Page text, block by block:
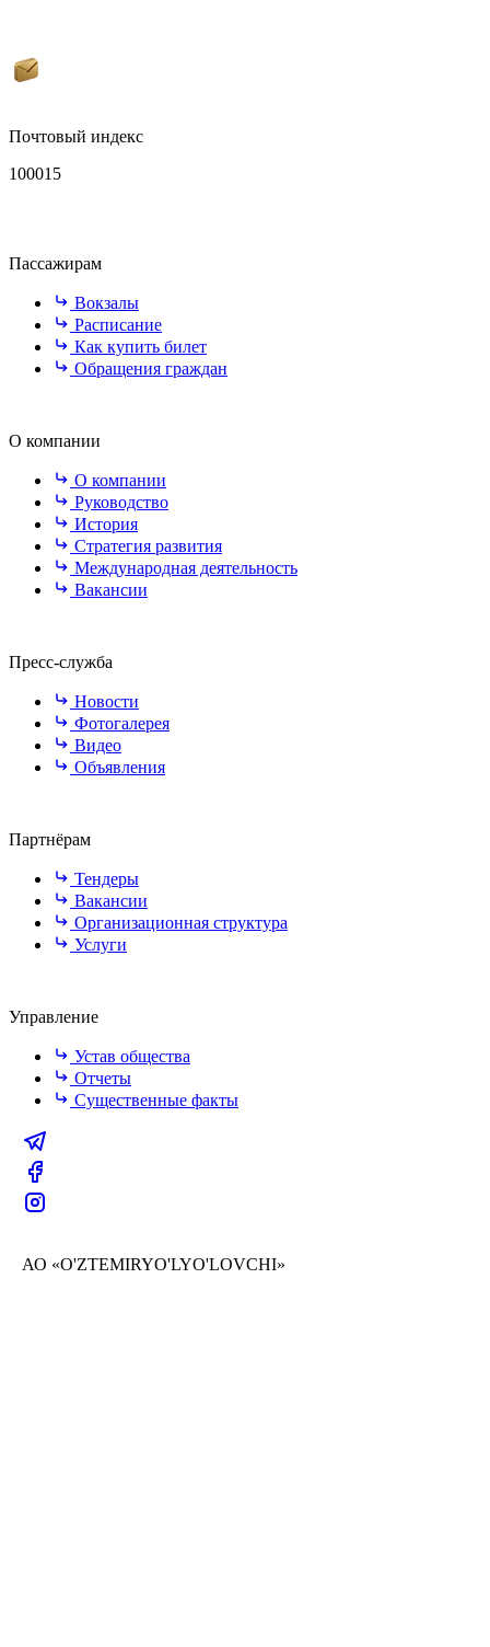
Почтовый индекс
100015
Пассажирам
Вокзалы
Расписание
Как купить билет
Обращения граждан
О компании
О компании
Руководство
История
Стратегия развития
Международная деятельность
Вакансии
Пресс-служба
Новости
Фотогалерея
Видео
Объявления
Партнёрам
Тендеры
Вакансии
Организационная структура
Услуги
Управление
Устав общества
Отчеты
Существенные факты
АО «O'ZTEMIRYO'LYO'LOVCHI»